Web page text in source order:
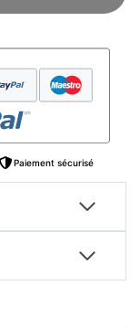
Paiement sécurisé